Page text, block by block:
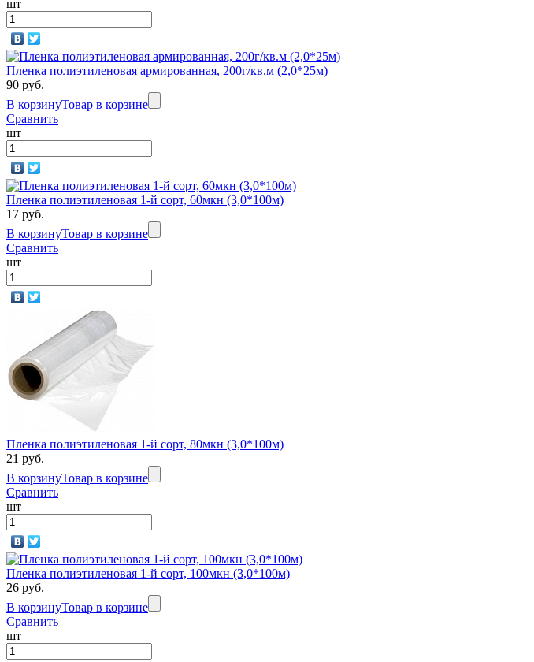
шт
Пленка полиэтиленовая армированная, 200г/кв.м (2,0*25м)
90 руб.
В корзинуТовар в корзине
Сравнить
шт
Пленка полиэтиленовая 1-й сорт, 60мкн (3,0*100м)
17 руб.
В корзинуТовар в корзине
Сравнить
шт
Пленка полиэтиленовая 1-й сорт, 80мкн (3,0*100м)
21 руб.
В корзинуТовар в корзине
Сравнить
шт
Пленка полиэтиленовая 1-й сорт, 100мкн (3,0*100м)
26 руб.
В корзинуТовар в корзине
Сравнить
шт